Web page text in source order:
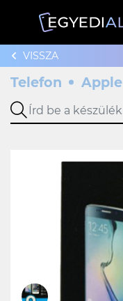
VISSZA
Telefon Apple